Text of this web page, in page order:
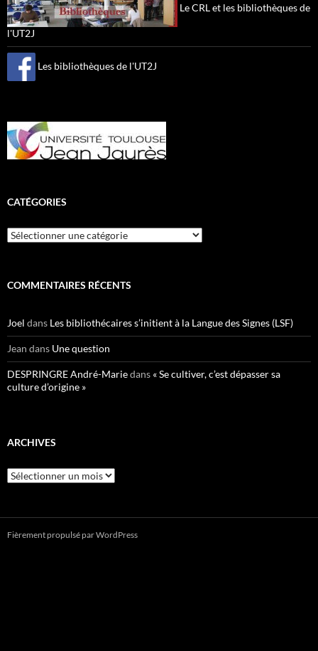
Le CRL et les bibliothèques de
l'UT2J
Les bibliothèques de l'UT2J
CATÉGORIES
Catégories
COMMENTAIRES RÉCENTS
Joel dans Les bibliothécaires s’initient à la Langue des Signes (LSF)
Jean dans Une question
DESPRINGRE André-Mariedans « Se cultiver, c’est dépasser sa
culture d’origine »
ARCHIVES
Archives
Fièrement propulsé par WordPress